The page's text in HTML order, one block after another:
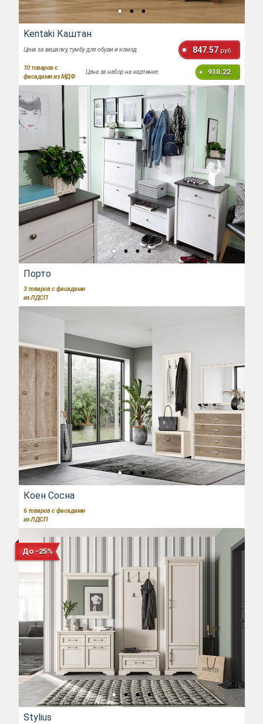
Kentaki Каштан
Цена за вешалку, тумбу для обуви и комод 847.57 руб.
10товаров с
фасадами из МДФ
Цена за набор на картинке 918.22
Порто
3 товаров с фасадами
из ЛДСП
Коен Сосна
6 товаров с фасадами
из ЛДСП
До -25%
Stylius